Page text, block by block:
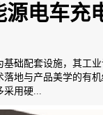
电车充
础配套设施，其工
地与产品美学的有
用硬...